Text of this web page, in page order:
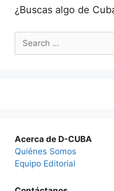
¿Buscas algo de
for:
Acerca de D-CUBA
Quiénes Somos
Equipo Editorial